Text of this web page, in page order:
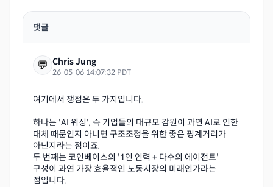
댓글
💬 Chris Jung
26-05-06 14:07:32 PDT
여기에서 쟁점은 두 가지입니다.
하나는 'AI 워싱', 즉 기업들의 대규모 감원이 과연 AI로 인한
대체 때문인지 아니면 구조조정을 위한 좋은 핑계거리가
아닌지라는 점이죠.
두 번째는 코인베이스의 '1인 인력 + 다수의 에이전트'
구성이 과연 가장 효율적인 노동시장의 미래인가라는
점입니다.